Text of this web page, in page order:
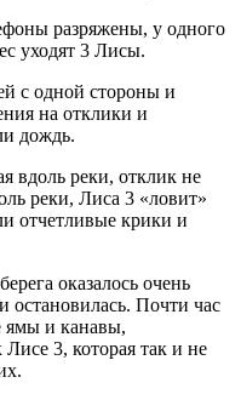
разряжены, у одного
уходят 3 Лисы.
с одной стороны и
на отклики и
дождь.
вдоль реки, отклик не
реки, Лиса 3 «ловит»
отчетливые крики и
оказалось очень
остановилась. Почти час
ямы и канавы,
3, которая так и не